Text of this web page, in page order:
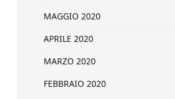
MAGGIO 2020
APRILE 2020
MARZO 2020
FEBBRAIO 2020